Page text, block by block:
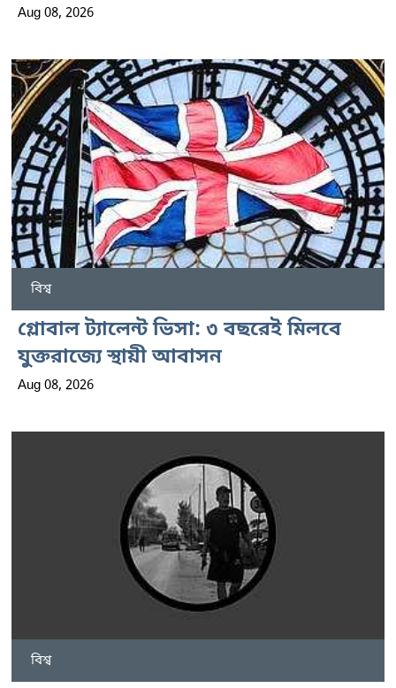
Aug 08, 2026
বিশ্ব
গ্লোবাল ট্যালেন্ট ভিসা: ৩ বছরেই মিলবে
যুক্তরাজ্যে স্থায়ী আবাসন
Aug 08, 2026
বিশ্ব